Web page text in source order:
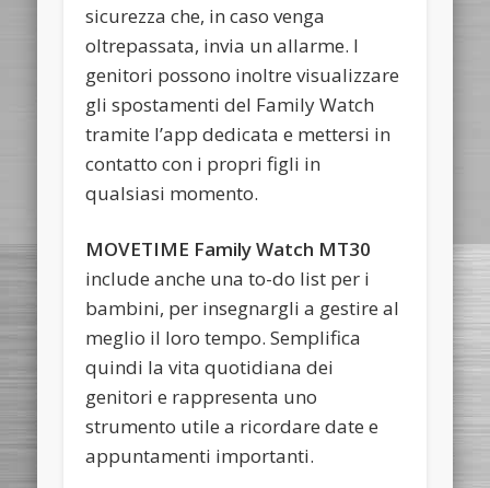
sicurezza che, in caso venga
oltrepassata, invia un allarme. I
genitori possono inoltre visualizzare
gli spostamenti del Family Watch
tramite l’app dedicata e mettersi in
contatto con i propri figli in
qualsiasi momento.
MOVETIME Family Watch MT30
include anche una to-do list per i
bambini, per insegnargli a gestire al
meglio il loro tempo. Semplifica
quindi la vita quotidiana dei
genitori e rappresenta uno
strumento utile a ricordare date e
appuntamenti importanti.